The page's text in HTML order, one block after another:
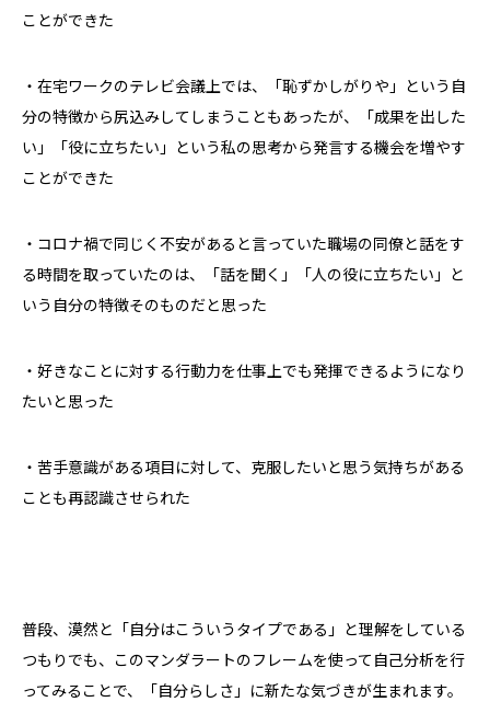
ことができた
・在宅ワークのテレビ会議上では、「恥ずかしがりや」という自
分の特徴から尻込みしてしまうこともあったが、「成果を出した
い」「役に立ちたい」という私の思考から発言する機会を増やす
ことができた
・コロナ禍で同じく不安があると言っていた職場の同僚と話をす
る時間を取っていたのは、「話を聞く」「人の役に立ちたい」と
いう自分の特徴そのものだと思った
・好きなことに対する行動力を仕事上でも発揮できるようになり
たいと思った
・苦手意識がある項目に対して、克服したいと思う気持ちがある
ことも再認識させられた
普段、漠然と「自分はこういうタイプである」と理解をしている
つもりでも、このマンダラートのフレームを使って自己分析を行
ってみることで、「自分らしさ」に新たな気づきが生まれます。